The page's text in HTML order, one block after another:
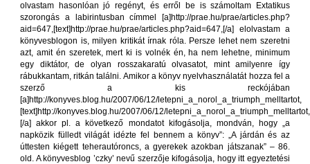
olvastam hasonlóan jó regényt, és erről be is számoltam Extatikus
szorongás a labirintusban címmel [a]http://prae.hu/prae/articles.php?
aid=647,[text]http://prae.hu/prae/articles.php?aid=647,[/a] elolvastam a
könyvesblogon is, milyen kritikát írnak róla. Persze lehet nem szeretni
azt, amit én szeretek, mert ki is volnék én, ha nem lehetne, minimum
egy diktátor, de olyan rosszakaratú olvasatot, mint amilyenre így
rábukkantam, ritkán találni. Amikor a könyv nyelvhasználatát hozza fel a
szerző a kis reckójában
[a]http://konyves.blog.hu/2007/06/12/letepni_a_norol_a_triumph_melltartot,
[text]http://konyves.blog.hu/2007/06/12/letepni_a_norol_a_triumph_melltartot,
[/a] akkor pl. a következő mondatot kifogásolja, mondván, hogy „a
napközik fülledt világát idézte fel bennem a könyv”: „A járdán és az
úttesten kiégett teherautóroncs, a gyerekek azokban játszanak” – 86.
old. A könyvesblog ’czky’ nevű szerzője kifogásolja, hogy itt egyeztetési